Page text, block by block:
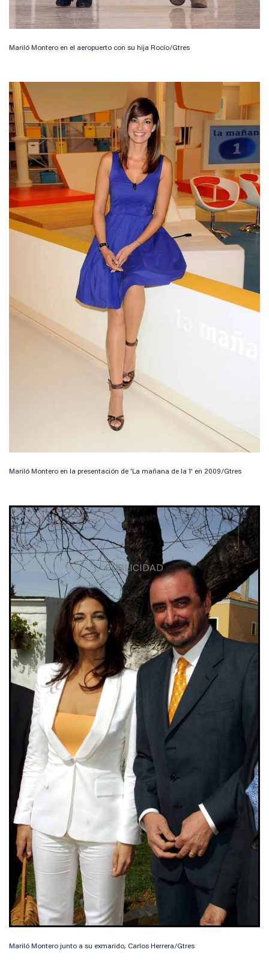
Mariló Montero en el aeropuerto con su hija Rocío/Gtres
Mariló Montero en la presentación de 'La mañana de la 1' en 2009/Gtres
Mariló Montero junto a su exmarido, Carlos Herrera/Gtres